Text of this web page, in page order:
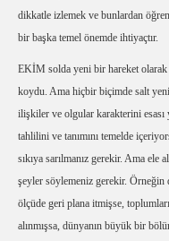
dikkatle izlemek ve bunlardan
bir başka temel önemde ihtiyaçtır.
EKİM solda yeni bir hareket
koydu. Ama hiçbir biçimde salt
ilişkiler ve olgular karakterini
tahlilini ve tanımını temelde
sıkıya sarılmanız gerekir. Ama ele
şeyler söylemeniz gerekir.
ölçüde geri plana itmişse,
alınmışsa, dünyanın büyük bir